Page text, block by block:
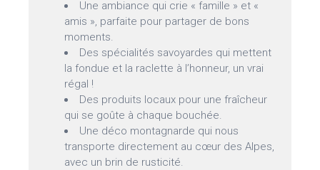
Une ambiance qui crie « famille » et «
amis », parfaite pour partager de bons
moments.
Des spécialités savoyardes qui mettent
la fondue et la raclette à l’honneur, un vrai
régal !
Des produits locaux pour une fraîcheur
qui se goûte à chaque bouchée.
Une déco montagnarde qui nous
transporte directement au cœur des Alpes,
avec un brin de rusticité.